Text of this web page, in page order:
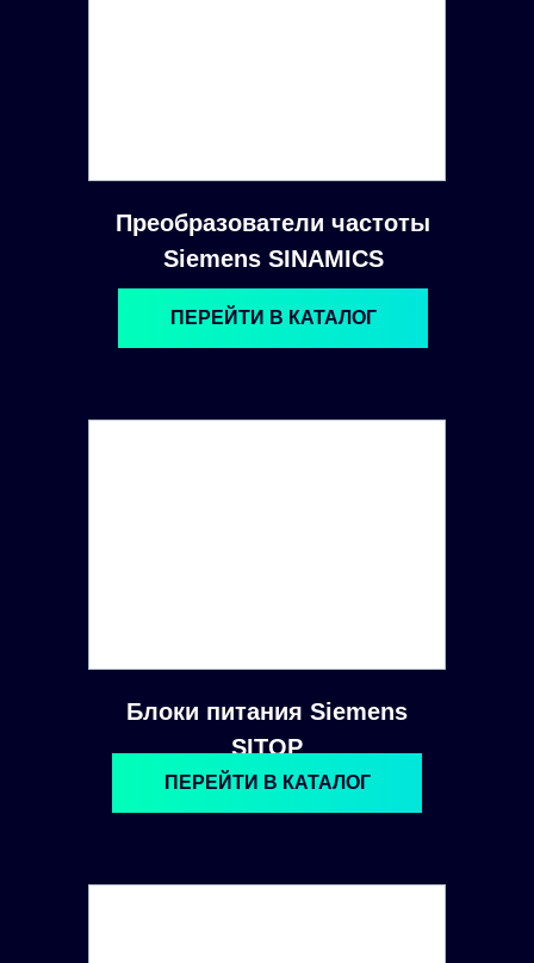
Преобразователи частоты
Siemens SINAMICS
Блоки питания Siemens
SITOP
ПЕРЕЙТИ В КАТАЛОГ
ПЕРЕЙТИ В КАТАЛОГ